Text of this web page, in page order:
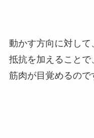
動かす方向に対して
抵抗を加えることで
筋肉が目覚めるので